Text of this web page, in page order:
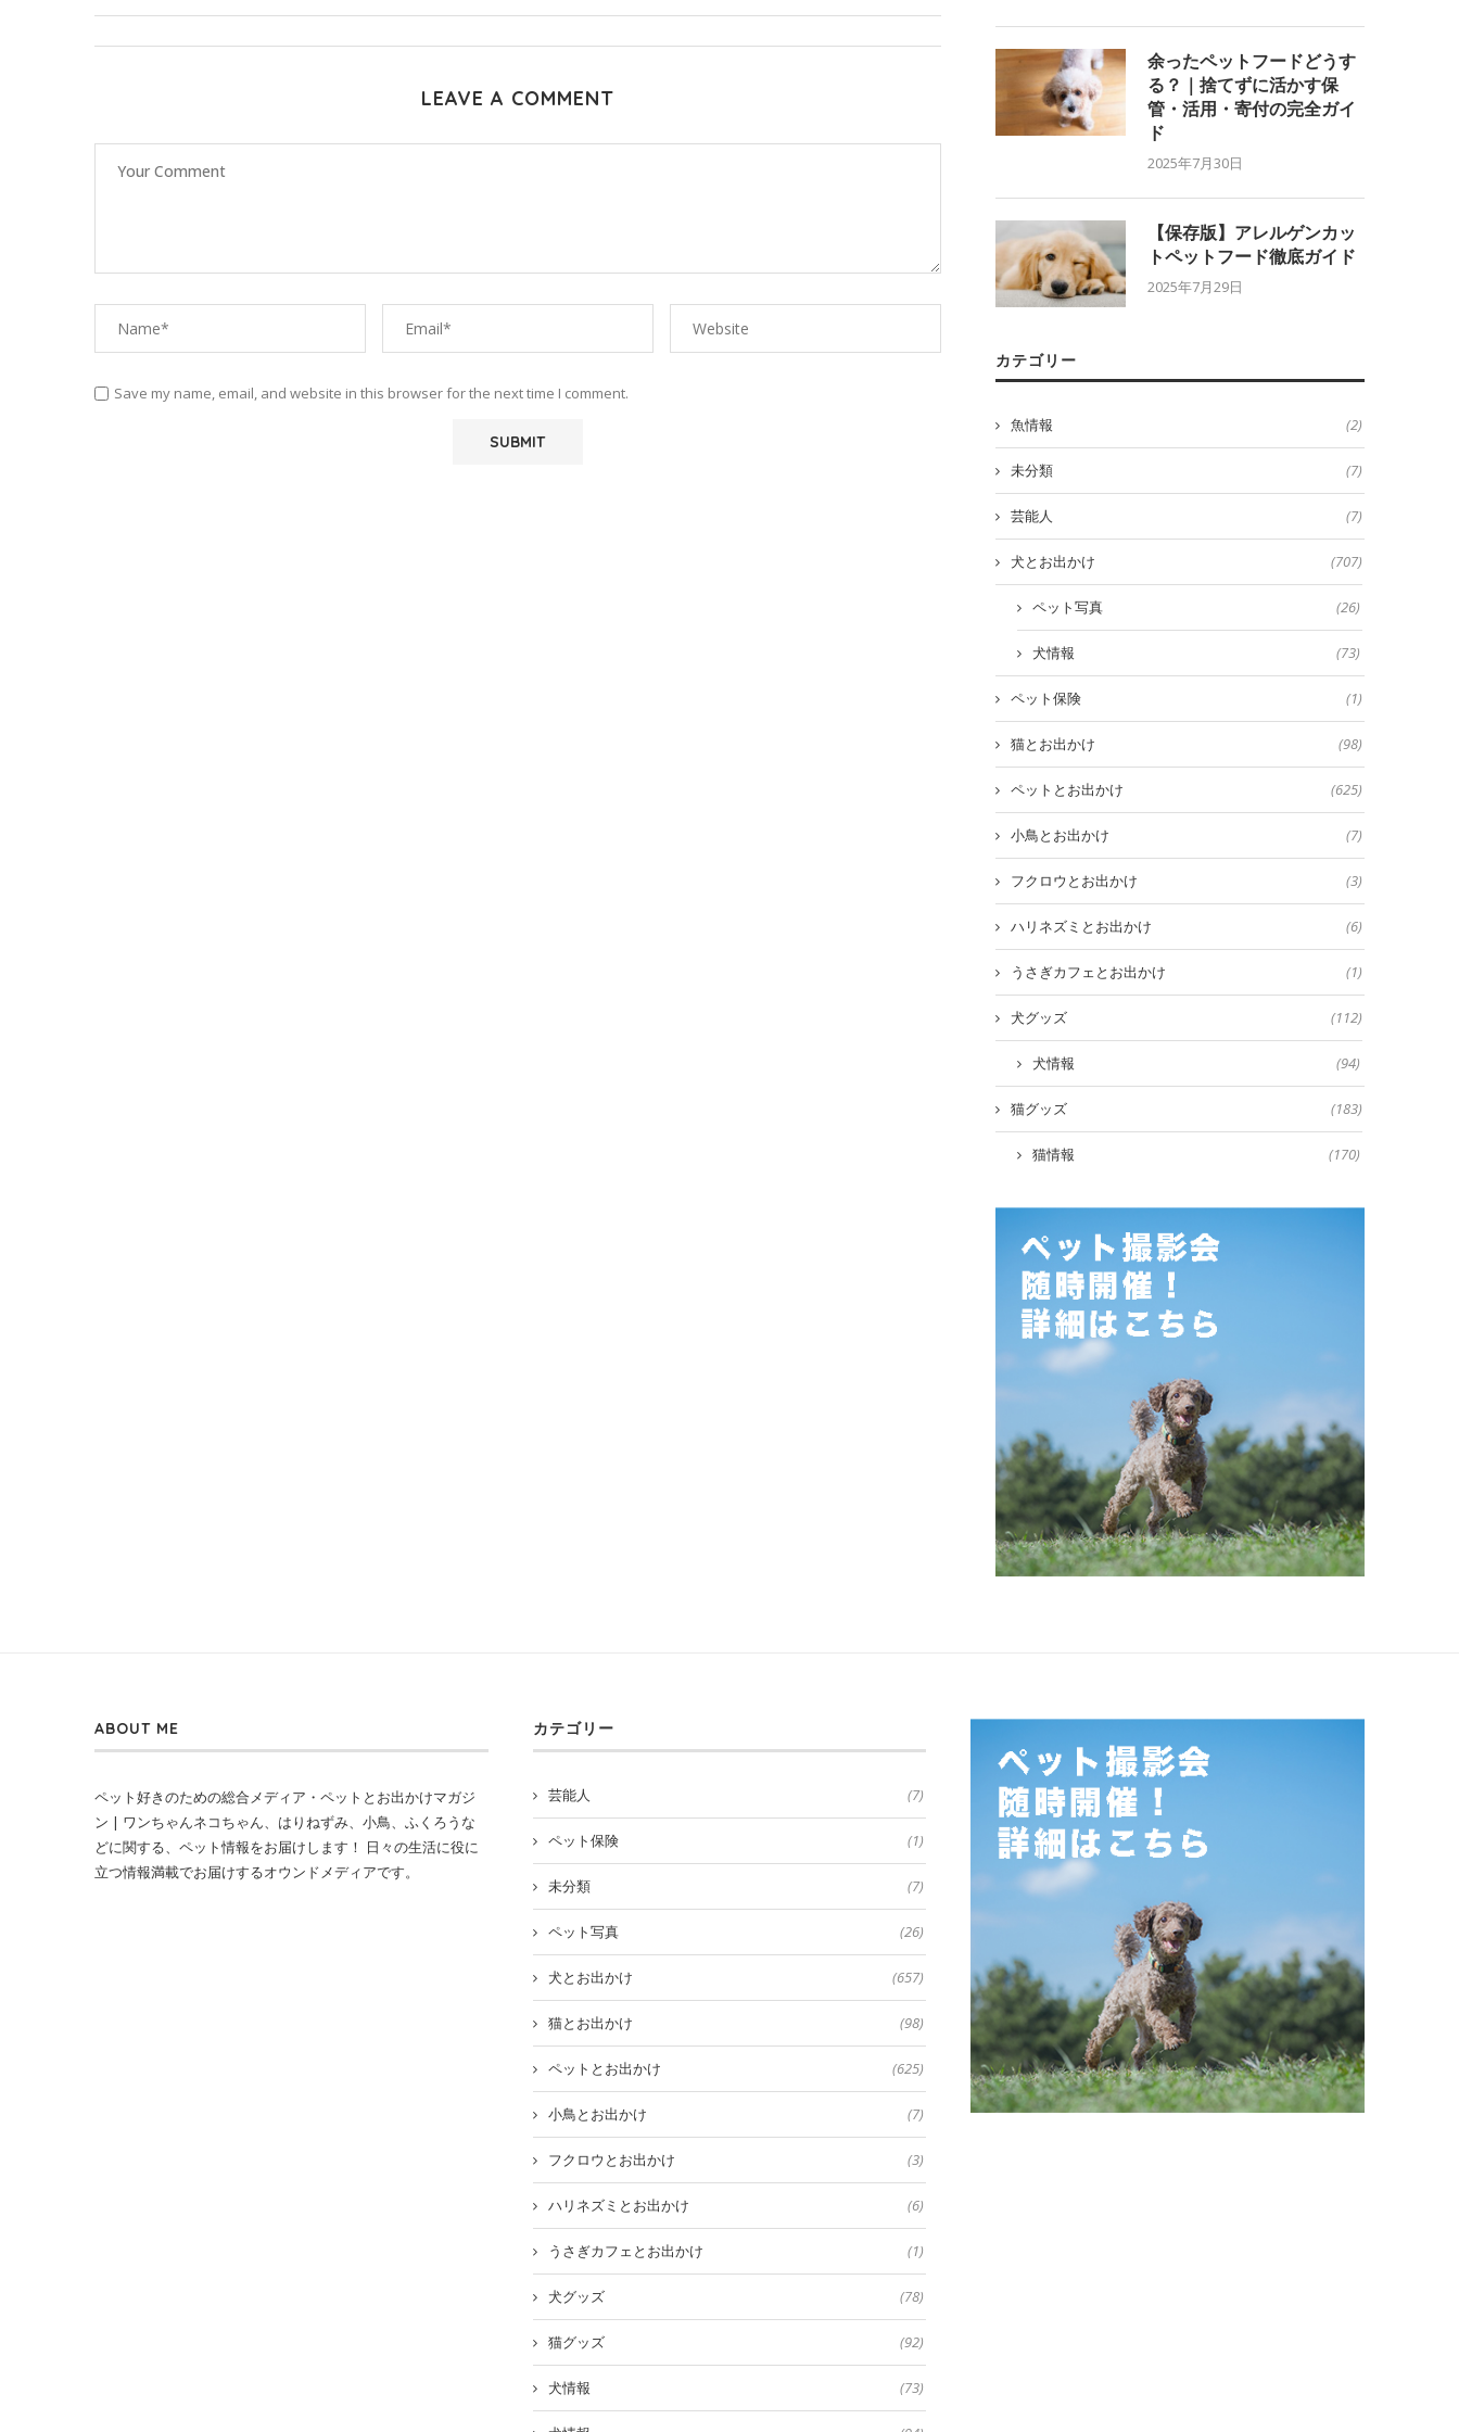
LEAVE A COMMENT
Save my name, email, and website in this browser for the next time I comment.
余ったペットフードどうす
る？｜捨てずに活かす保
管・活用・寄付の完全ガイ
ド
2025年7月30日
【保存版】アレルゲンカッ
トペットフード徹底ガイド
2025年7月29日
カテゴリー
魚情報 (2)
未分類 (7)
芸能人 (7)
犬とお出かけ (707)
ペット写真 (26)
犬情報 (73)
ペット保険 (1)
猫とお出かけ (98)
ペットとお出かけ (625)
小鳥とお出かけ (7)
フクロウとお出かけ (3)
ハリネズミとお出かけ (6)
うさぎカフェとお出かけ (1)
犬グッズ (112)
犬情報 (94)
猫グッズ (183)
猫情報 (170)
ABOUT ME
ペット好きのための総合メディア・ペットとお出かけマガジ
ン | ワンちゃんネコちゃん、はりねずみ、小鳥、ふくろうな
どに関する、ペット情報をお届けします！ 日々の生活に役に
立つ情報満載でお届けするオウンドメディアです。
カテゴリー
芸能人 (7)
ペット保険 (1)
未分類 (7)
ペット写真 (26)
犬とお出かけ (657)
猫とお出かけ (98)
ペットとお出かけ (625)
小鳥とお出かけ (7)
フクロウとお出かけ (3)
ハリネズミとお出かけ (6)
うさぎカフェとお出かけ (1)
犬グッズ (78)
猫グッズ (92)
犬情報 (73)